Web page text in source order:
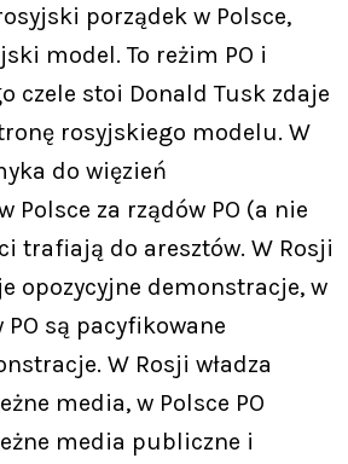
porządek w Polsce,
model. To reżim PO i
czele stoi Donald Tusk zdaje
rosyjskiego modelu. W
do więzień
Polsce za rządów PO (a nie
trafiają do aresztów. W Rosji
opozycyjne demonstracje, w
PO są pacyfikowane
W Rosji władza
media, w Polsce PO
media publiczne i